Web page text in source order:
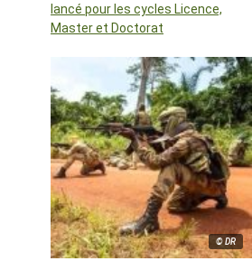
lancé pour les cycles Licence,
Master et Doctorat
© DR